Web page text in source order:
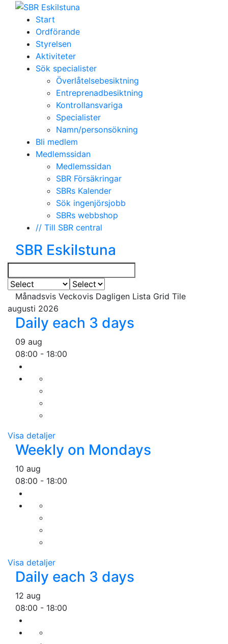
Start
Ordförande
Styrelsen
Aktiviteter
Sök specialister
Överlåtelsebesiktning
Entreprenadbesiktning
Kontrollansvariga
Specialister
Namn/personsökning
Bli medlem
Medlemssidan
Medlemssidan
SBR Försäkringar
SBRs Kalender
Sök ingenjörsjobb
SBRs webbshop
// Till SBR central
SBR Eskilstuna
Månadsvis Veckovis Dagligen Lista Grid Tile
augusti 2026
Daily each 3 days
09 aug
08:00 - 18:00
Visa detaljer
Weekly on Mondays
10 aug
08:00 - 18:00
Visa detaljer
Daily each 3 days
12 aug
08:00 - 18:00